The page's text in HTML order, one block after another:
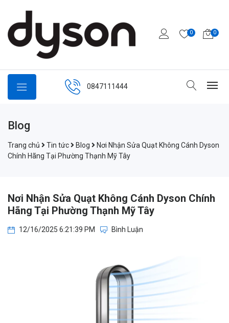
0 0
0847111444
Blog
Trang chủ Tin tức Blog
Nơi Nhận Sửa Quạt Không Cánh Dyson
Chính Hãng Tại Phường Thạnh Mỹ Tây
Nơi Nhận Sửa Quạt Không Cánh Dyson Chính
Hãng Tại Phường Thạnh Mỹ Tây
12/16/2025 6:21:39 PM Bình Luận